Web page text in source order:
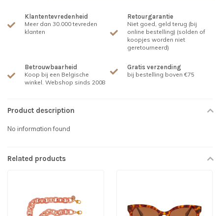
Klantentevredenheid
Meer dan 30.000 tevreden
klanten
Retourgarantie
Niet goed, geld terug (bij
online bestelling) (solden of
koopjes worden niet
geretourneerd)
Betrouwbaarheid
Koop bij een Belgische
winkel. Webshop sinds 2008
Gratis verzending
bij bestelling boven €75
Product description
No information found
Related products